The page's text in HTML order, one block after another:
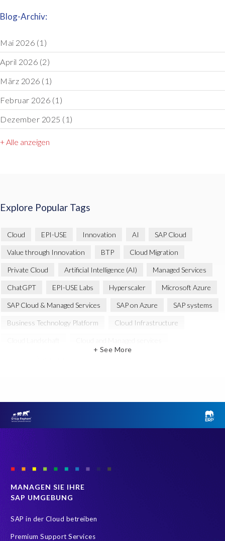
Blog-Archiv:
Mai 2026 (1)
April 2026 (2)
März 2026 (1)
Februar 2026 (1)
Dezember 2025 (1)
+ Alle anzeigen
Explore Popular Tags
Cloud EPI-USE Innovation AI SAP Cloud
Value through Innovation BTP Cloud Migration
Private Cloud Artificial Intelligence (AI) Managed Services
ChatGPT EPI-USE Labs Hyperscaler Microsoft Azure
SAP Cloud & Managed Services SAP on Azure SAP systems
Business Technology Platform Cloud Infrastructure
SAP Cloud Hosting
SAP Landscape Transformation SAP cloud migrations AWS
Cloud Migrationsstrategie
DSGVO DSGVO Compliance
Datenschutz Generative AI
+ See More
MANAGEN SIE IHRE
SAP UMGEBUNG
SAP in der Cloud betreiben
Premium Support Services